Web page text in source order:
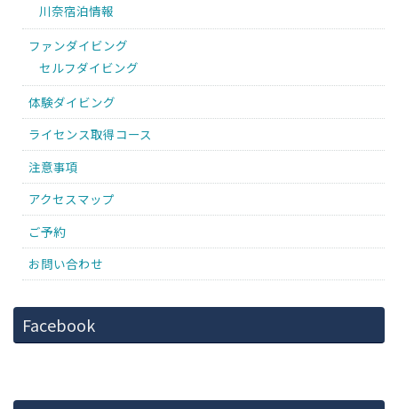
川奈宿泊情報
ファンダイビング
セルフダイビング
体験ダイビング
ライセンス取得コース
注意事項
アクセスマップ
ご予約
お問い合わせ
Facebook